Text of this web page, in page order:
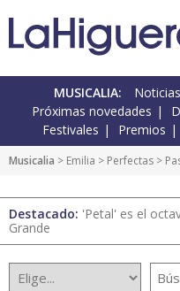
MUSICALIA:
Próximas novedades
Festivales
Premios
Musicalia > Emilia > Perfectas >
Destacado: 'Petal' es el
Grande